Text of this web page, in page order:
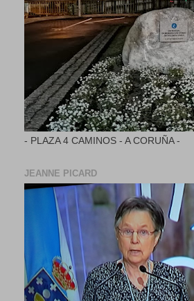
- PLAZA 4 CAMINOS - A CORUÑA -
JEANNE PICARD